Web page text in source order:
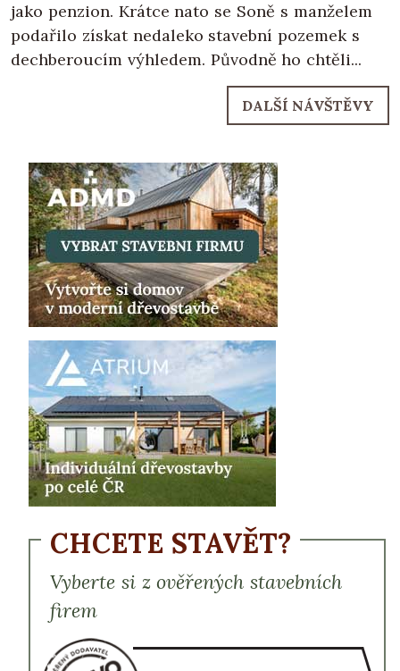
jako penzion. Krátce nato se Soně s manželem
podařilo získat nedaleko stavební pozemek s
dechberoucím výhledem. Původně ho chtěli...
DALŠÍ NÁVŠTĚVY
CHCETE STAVĚT?
Vyberte si z ověřených stavebních
firem